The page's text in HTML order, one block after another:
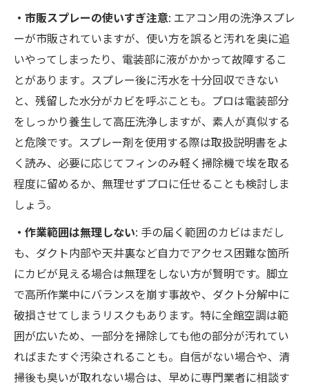
・市販スプレーの使いすぎ注意: エアコン用の洗浄スプレ
ーが市販されていますが、使い方を誤ると汚れを奥に追
いやってしまったり、電装部に液がかかって故障するこ
とがあります​。スプレー後に汚水を十分回収できない
と、残留した水分がカビを呼ぶことも。​プロは電装部分
をしっかり養生して高圧洗浄しますが、素人が真似する
と危険です。スプレー剤を使用する際は取扱説明書をよ
く読み、必要に応じてフィンのみ軽く掃除機で埃を取る
程度に留めるか、無理せずプロに任せることも検討しま
しょう。
・作業範囲は無理しない: 手の届く範囲のカビはまだし
も、ダクト内部や天井裏など自力でアクセス困難な箇所
にカビが見える場合は無理をしない方が賢明です。脚立
で高所作業中にバランスを崩す事故や、ダクト分解中に
破損させてしまうリスクもあります。特に全館空調は範
囲が広いため、一部分を掃除しても他の部分が汚れてい
ればまたすぐ汚染されることも。自信がない場合や、清
掃後も臭いが取れない場合は、早めに専門業者に相談す